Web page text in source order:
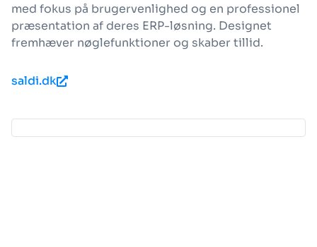
med fokus på brugervenlighed og en professionel
præsentation af deres ERP-løsning. Designet
fremhæver nøglefunktioner og skaber tillid.
saldi.dk